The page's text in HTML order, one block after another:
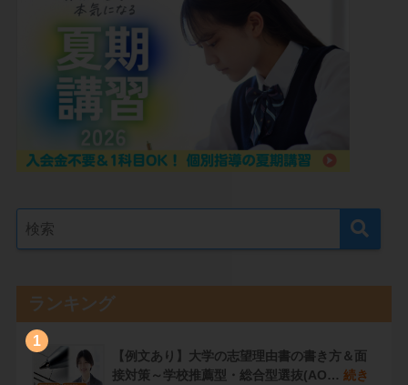
ランキング
1
【例文あり】大学の志望理由書の書き方＆面
接対策～学校推薦型・総合型選抜(AO… 続き